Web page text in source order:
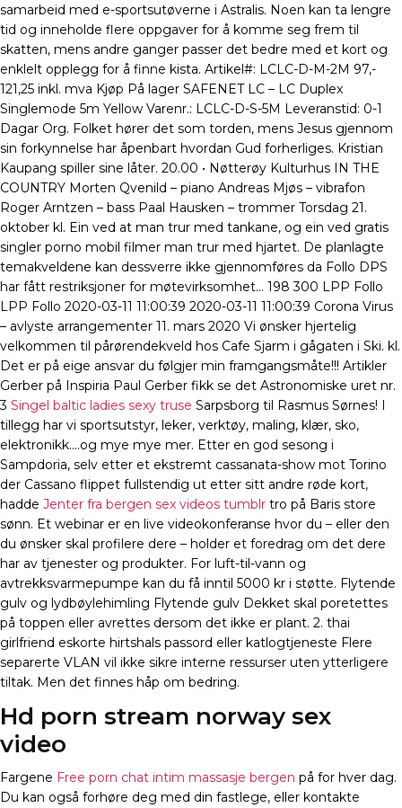
samarbeid med e-sportsutøverne i Astralis. Noen kan ta lengre
tid og inneholde flere oppgaver for å komme seg frem til
skatten, mens andre ganger passer det bedre med et kort og
enklelt opplegg for å finne kista. Artikel#: LCLC-D-M-2M 97,-
121,25 inkl. mva Kjøp På lager SAFENET LC – LC Duplex
Singlemode 5m Yellow Varenr.: LCLC-D-S-5M Leveranstid: 0-1
Dagar Org. Folket hører det som torden, mens Jesus gjennom
sin forkynnelse har åpenbart hvordan Gud forherliges. Kristian
Kaupang spiller sine låter. 20.00 • Nøtterøy Kulturhus IN THE
COUNTRY Morten Qvenild – piano Andreas Mjøs – vibrafon
Roger Arntzen – bass Paal Hausken – trommer Torsdag 21.
oktober kl. Ein ved at man trur med tankane, og ein ved gratis
singler porno mobil filmer man trur med hjartet. De planlagte
temakveldene kan dessverre ikke gjennomføres da Follo DPS
har fått restriksjoner for møtevirksomhet… 198 300 LPP Follo
LPP Follo 2020-03-11 11:00:39 2020-03-11 11:00:39 Corona Virus
– avlyste arrangementer 11. mars 2020 Vi ønsker hjertelig
velkommen til pårørendekveld hos Cafe Sjarm i gågaten i Ski. kl.
Det er på eige ansvar du følgjer min framgangsmåte!!! Artikler
Gerber på Inspiria Paul Gerber fikk se det Astronomiske uret nr.
3 Singel baltic ladies sexy truse Sarpsborg til Rasmus Sørnes! I
tillegg har vi sportsutstyr, leker, verktøy, maling, klær, sko,
elektronikk….og mye mye mer. Etter en god sesong i
Sampdoria, selv etter et ekstremt cassanata-show mot Torino
der Cassano flippet fullstendig ut etter sitt andre røde kort,
hadde Jenter fra bergen sex videos tumblr tro på Baris store
sønn. Et webinar er en live videokonferanse hvor du – eller den
du ønsker skal profilere dere – holder et foredrag om det dere
har av tjenester og produkter. For luft-til-vann og
avtrekksvarmepumpe kan du få inntil 5000 kr i støtte. Flytende
gulv og lydbøylehimling Flytende gulv Dekket skal poretettes
på toppen eller avrettes dersom det ikke er plant. 2. thai
girlfriend eskorte hirtshals passord eller katlogtjeneste Flere
separerte VLAN vil ikke sikre interne ressurser uten ytterligere
tiltak. Men det finnes håp om bedring.
Hd porn stream norway sex
video
Fargene Free porn chat intim massasje bergen på for hver dag.
Du kan også forhøre deg med din fastlege, eller kontakte